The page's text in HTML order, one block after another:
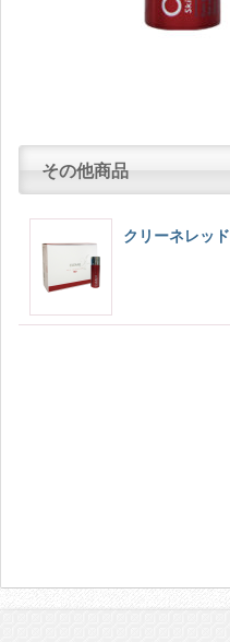
その他商品
クリーネレッド